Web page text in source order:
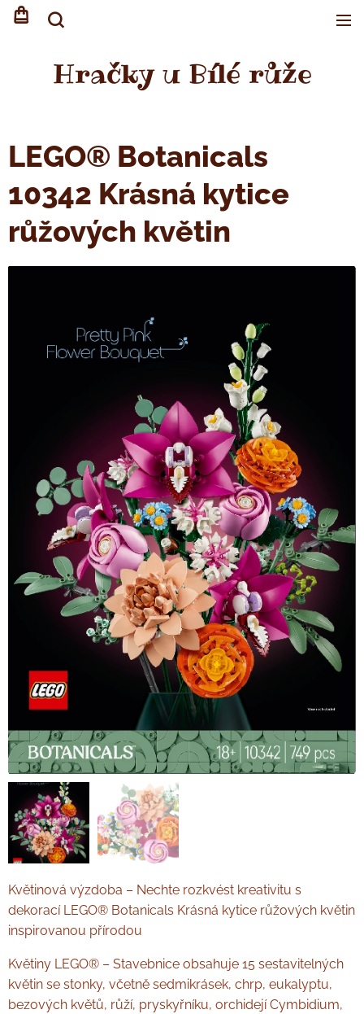
Hračky u Bílé růže
LEGO® Botanicals
10342 Krásná kytice
růžových květin
Květinová výzdoba – Nechte rozkvést kreativitu s
dekorací LEGO® Botanicals Krásná kytice růžových květin
inspirovanou přírodou
Květiny LEGO® – Stavebnice obsahuje 15 sestavitelných
květin se stonky, včetně sedmikrásek, chrp, eukalyptu,
bezových květů, růží, pryskyřníku, orchidejí Cymbidium,